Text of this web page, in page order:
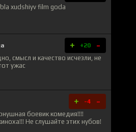
xudshiyv film goda
+ +20 -
смысл и качество исчезли, не
ужас
+ -4 -
боевик комедия!!!!
Не слушайте этих нубов!